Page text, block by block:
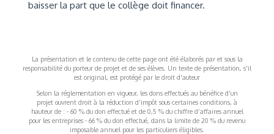
baisser la part que le collège doit financer.
La présentation et le contenu de cette page ont été élaborés par et sous la
responsabilité du porteur de projet et de ses élèves. Un texte de présentation, s'il
est original, est protégé par le droit d'auteur
Selon la réglementation en vigueur, les dons effectués au bénéfice d’un
projet ouvrent droit à la réduction d’impôt sous certaines conditions, à
hauteur de : - 60 % du don effectué et de 0,5 % du chiffre d’affaires annuel
pour les entreprises - 66 % du don effectué, dans la limite de 20 % du revenu
imposable annuel pour les particuliers éligibles.